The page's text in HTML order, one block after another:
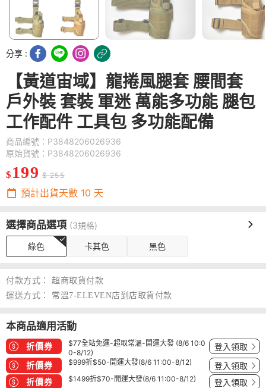
分享 :
【黃道宙域】龍捲風腿套 腰間套
戶外裝 套裝 軍迷 萬能多功能 腿包
工作配件 工具包 多功能配備
商品編號：P3848206026936
原始貨號：P3848206026936
$ 199 $ 255
預計出貨天數 10 天
選擇商品選項 (3規格)
綠色 卡其色 黑色
付款方式：
超商取貨付款
運送方式：
常溫7-ELEVEN店到店取貨付款
本商品適用活動
折價券
$77全站免運-超取常溫-開運大發 (8/6 10:0
0-8/12)
登入領取
折價券 $999折$50-開運大發(8/6 11:00-8/12) 登入領取
折價券 $1499折$70-開運大發(8/6 11:00-8/12) 登入領取